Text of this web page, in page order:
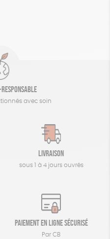
responsable
avec soin
Livraison
sous 1 à 4 jours ouvrés
Paiement en ligne sécurisé
Par CB